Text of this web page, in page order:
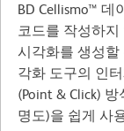
BD Cellismo™ 데
코드를 작성하지
시각화를 생성할
각화 도구의 인
(Point & Click)
명도)을 쉽게 사